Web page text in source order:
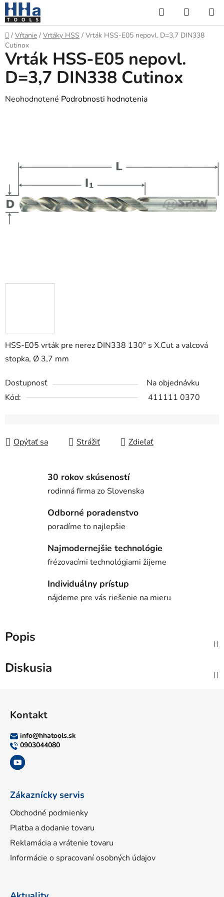
Prejsť
na
obsah
Hľadať
KOŠÍK
Domov
/ Vŕtanie / Vrtáky HSS / Vrták HSS-E05 nepovl. D=3,7 DIN338
Cutinox
HSS-E05 vrták pre nerez DIN338 130° s X.Cut a valcová
stopka, Ø 3,7 mm
Dostupnosť
Na objednávku
Kód:
411111 0370
Opýtať sa Strážiť Zdieľať
Vrták HSS-E05 nepovl.
D=3,7 DIN338 Cutinox
Priemerné
hviezdičiek.
Neohodnotené Podrobnosti hodnotenia
30 rokov skúseností
rodinná firma zo Slovenska
Odborné poradenstvo
poradíme to najlepšie
Najmodernejšie technológie
frézovacími technológiami žijeme
Individuálny prístup
nájdeme pre vás riešenie na mieru
Popis
Diskusia
Kontakt
info@hhatools.sk
0903044080
Zákaznícky servis
Obchodné podmienky
Platba a dodanie tovaru
Reklamácia a vrátenie tovaru
Informácie o spracovaní osobných údajov